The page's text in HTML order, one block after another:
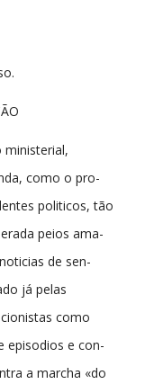
ministerial,
como o pro-
politicos, tão
peios ama-
de sen-
já pelas
como
episodios e con-
a marcha «do